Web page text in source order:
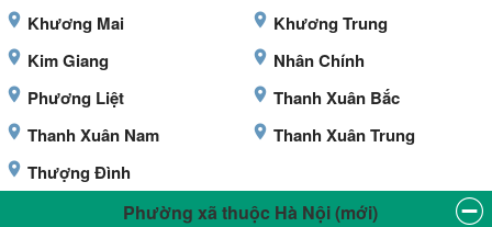
Khương Mai
Khương Trung
Kim Giang
Nhân Chính
Phương Liệt
Thanh Xuân Bắc
Thanh Xuân Nam
Thanh Xuân Trung
Thượng Đình
Phường xã thuộc Hà Nội (mới)